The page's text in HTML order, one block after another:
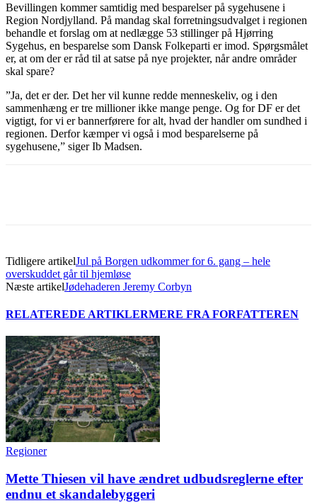
Bevillingen kommer samtidig med besparelser på sygehusene i
Region Nordjylland. På mandag skal forretningsudvalget i regionen
behandle et forslag om at nedlægge 53 stillinger på Hjørring
Sygehus, en besparelse som Dansk Folkeparti er imod. Spørgsmålet
er, at om der er råd til at satse på nye projekter, når andre områder
skal spare?
”Ja, det er der. Det her vil kunne redde menneskeliv, og i den
sammenhæng er tre millioner ikke mange penge. Og for DF er det
vigtigt, for vi er bannerførere for alt, hvad der handler om sundhed i
regionen. Derfor kæmper vi også i mod besparelserne på
sygehusene,” siger Ib Madsen.
Tidligere artikelJul på Borgen udkommer for 6. gang – hele
overskuddet går til hjemløse
Næste artikelJødehaderen Jeremy Corbyn
RELATEREDE ARTIKLERMERE FRA FORFATTEREN
Regioner
Mette Thiesen vil have ændret udbudsreglerne efter
endnu et skandalebyggeri